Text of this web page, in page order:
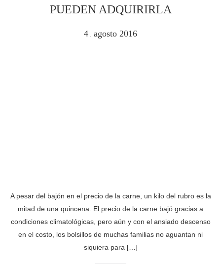
PUEDEN ADQUIRIRLA
4 . agosto 2016
A pesar del bajón en el precio de la carne, un kilo del rubro es la
mitad de una quincena. El precio de la carne bajó gracias a
condiciones climatológicas, pero aún y con el ansiado descenso
en el costo, los bolsillos de muchas familias no aguantan ni
siquiera para […]